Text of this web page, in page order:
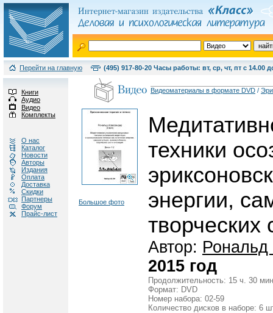
Перейти на главную (495) 917-80-20 Часы работы: вт, ср, чт, пт с 14.00
Книги
Аудио
Видео
Комплекты
О нас
Каталог
Новости
Авторы
Издания
Оплата
Доставка
Скидки
Партнеры
Форум
Прайс-лист
Видеоматериалы в формате DVD /
Большое фото
техники
энергии,
творческих
Автор: Рональд
2015 год
Продолжительность: 15 ч. 30
Формат: DVD
Номер набора: 02-59
Количество дисков в наборе: 6